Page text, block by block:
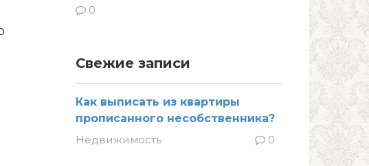
0
Свежие записи
Как выписать из квартиры
прописанного несобственника?
Недвижимость
0